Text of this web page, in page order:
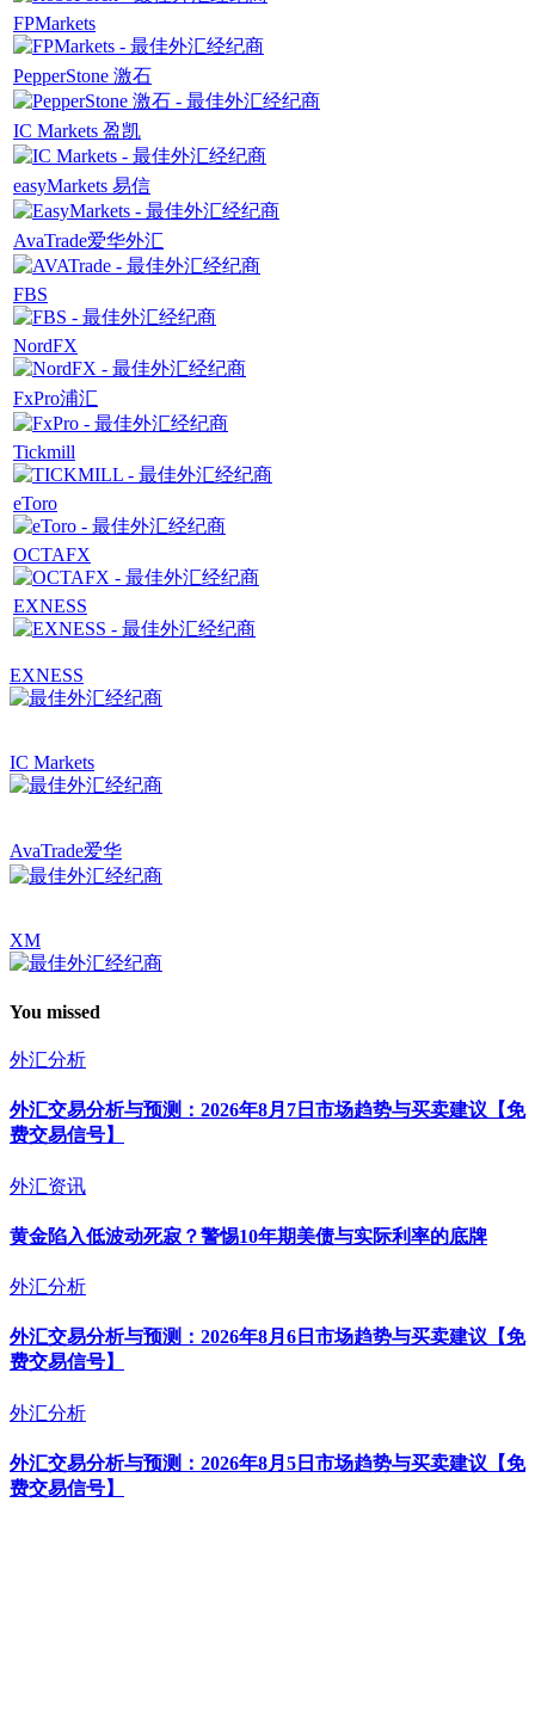
FPMarkets
PepperStone 激石
IC Markets 盈凯
easyMarkets 易信
AvaTrade爱华外汇
FBS
NordFX
FxPro浦汇
Tickmill
eToro
OCTAFX
EXNESS
EXNESS
IC Markets
AvaTrade爱华
XM
You missed
外汇分析
外汇交易分析与预测：2026年8月7日市场趋势与买卖建议【免
费交易信号】
外汇资讯
黄金陷入低波动死寂？警惕10年期美债与实际利率的底牌
外汇分析
外汇交易分析与预测：2026年8月6日市场趋势与买卖建议【免
费交易信号】
外汇分析
外汇交易分析与预测：2026年8月5日市场趋势与买卖建议【免
费交易信号】